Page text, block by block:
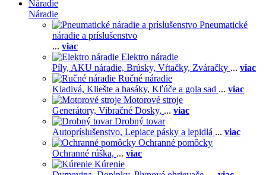
Náradie
Náradie
Pneumatické
náradie a príslušenstvo
... viac
Elektro náradie
Píly, AKU náradie, Brúsky, Vŕtačky, Zváračky ... viac
Ručné náradie
Kladivá, Kliešte a hasáky, Kľúče a gola sad ... viac
Motorové stroje
Generátory, Vibračné Dosky, ... viac
Drobný tovar
Autopríslušenstvo, Lepiace pásky a lepidlá ... viac
Ochranné pomôcky
Ochranné rúška, ... viac
Kúrenie